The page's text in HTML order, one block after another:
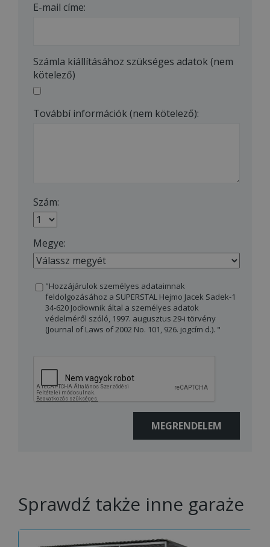
E-mail címe:
Számla kiállításához szükséges adatok (nem
kötelező)
Továbbí információk (nem kötelező):
Szám:
Megye:
"Hozzájárulok személyes adataimnak
feldolgozásához a SUPERSTAL Hejmo Jacek Sadek-1
34-620 Jodłownik által a személyes adatok
védelméről szóló, 1997. augusztus 29-i törvény
(Journal of Laws of 2002 No. 101, 926. jogcím d.). "
Sprawdź także inne garaże